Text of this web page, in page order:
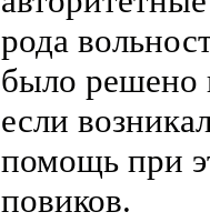
рода
было решено
если
помощь при
повиков.